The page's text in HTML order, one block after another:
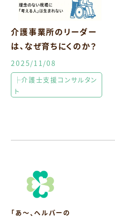
介護事業所のリーダー
は、なぜ育ちにくのか？
2025/11/08
├介護士支援コンサルタン
ト
「あ〜、ヘルパーの